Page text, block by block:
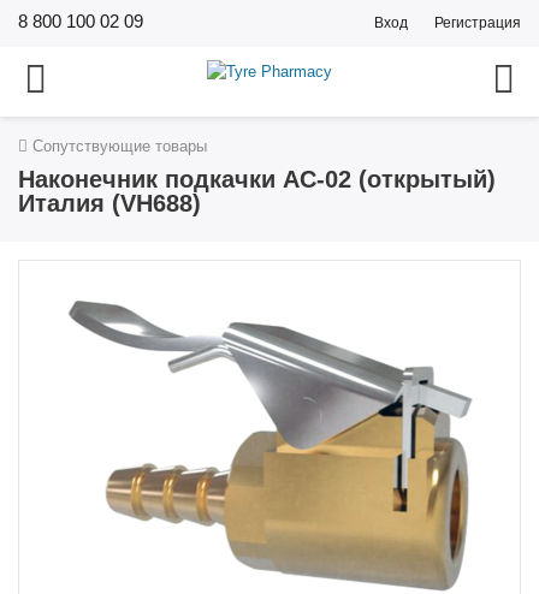
8 800 100 02 09 Вход Регистрация
Сопутствующие товары
Наконечник подкачки AC-02 (открытый)
Италия (VH688)